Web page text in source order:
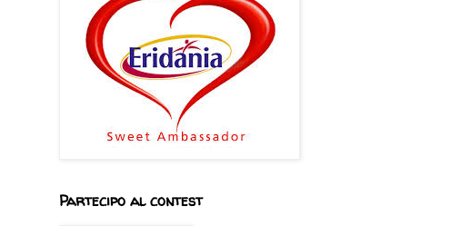
Partecipo al contest